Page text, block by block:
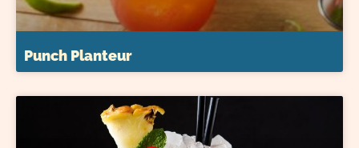
Punch Planteur